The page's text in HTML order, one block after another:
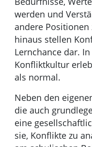
werden und
andere
hinaus stellen
Lernchance dar.
Konfliktkultur
als normal.
Neben den
die auch
eine
sie, Konflikte zu